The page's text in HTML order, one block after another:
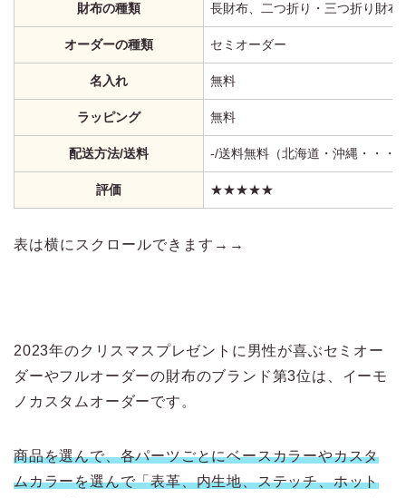
財布の種類 長財布、二つ折り・三つ折り財
オーダーの種類 セミオーダー
名入れ 無料
ラッピング 無料
配送方法/送料 ‐/送料無料（北海道・沖縄・・・
評価 ★★★★★
表は横にスクロールできます→→
2023年のクリスマスプレゼントに男性が喜ぶセミオー
ダーやフルオーダーの財布のブランド第3位は、イーモ
ノカスタムオーダーです。
商品を選んで、各パーツごとにベースカラーやカスタ
ムカラーを選んで「表革、内生地、ステッチ、ホット